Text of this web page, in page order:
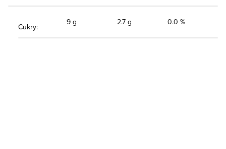
Cukry:
9 g 2.7 g 0.0 %